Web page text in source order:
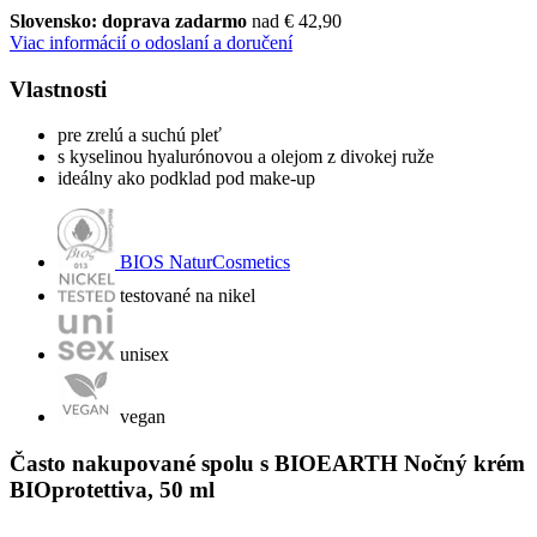
Slovensko: doprava zadarmo nad € 42,90
Viac informácií o odoslaní a doručení
Vlastnosti
pre zrelú a suchú pleť
s kyselinou hyalurónovou a olejom z divokej ruže
ideálny ako podklad pod make-up
BIOS NaturCosmetics
testované na nikel
unisex
vegan
Často nakupované spolu s BIOEARTH Nočný krém
BIOprotettiva, 50 ml